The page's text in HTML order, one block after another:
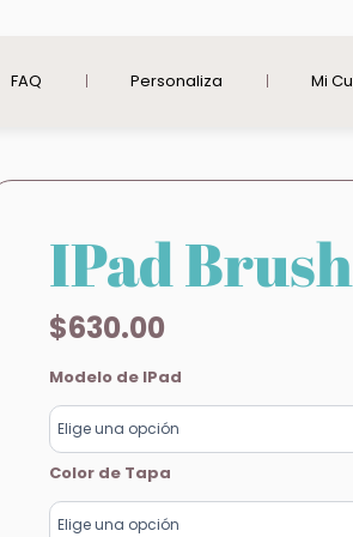
FAQ Personaliza Mi
IPad
$630.00
Modelo de IPad
Color de Tapa
IPad
cantidad